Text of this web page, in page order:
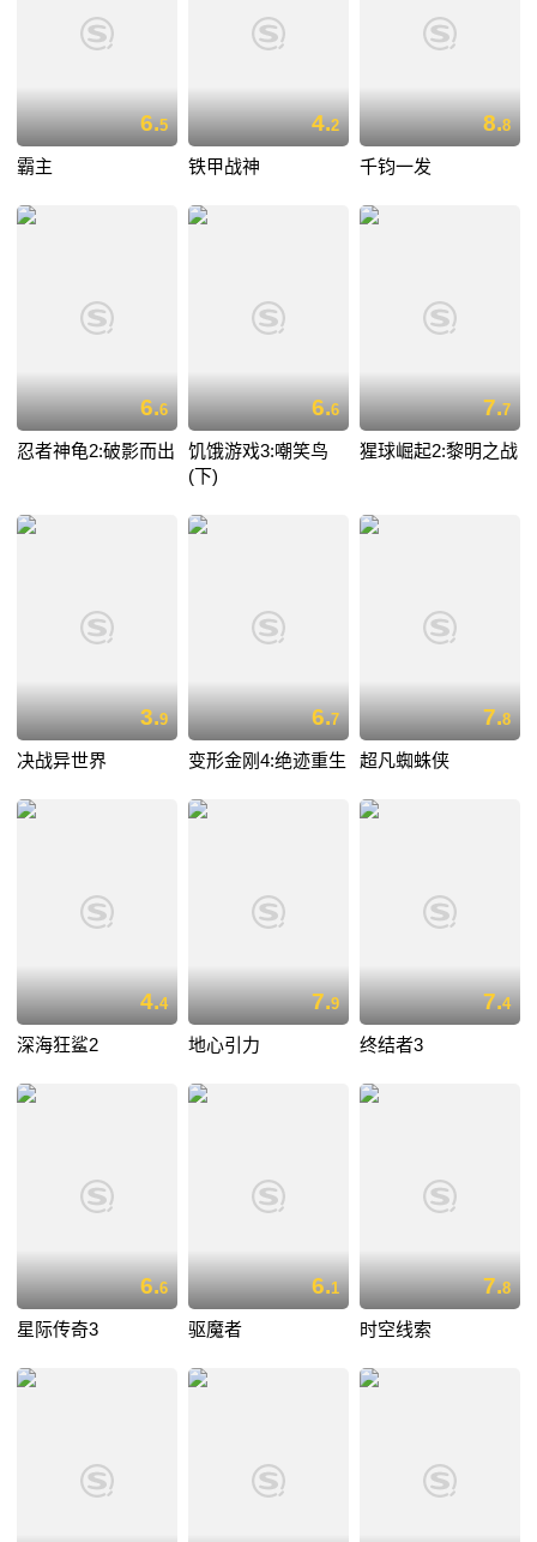
6.5
霸主
4.2
铁甲战神
8.8
千钧一发
6.6
忍者神龟2:破影而出
6.6
饥饿游戏3:嘲笑鸟
(下)
7.7
猩球崛起2:黎明之战
3.9
决战异世界
6.7
变形金刚4:绝迹重生
7.8
超凡蜘蛛侠
4.4
深海狂鲨2
7.9
地心引力
7.4
终结者3
6.6
星际传奇3
6.1
驱魔者
7.8
时空线索